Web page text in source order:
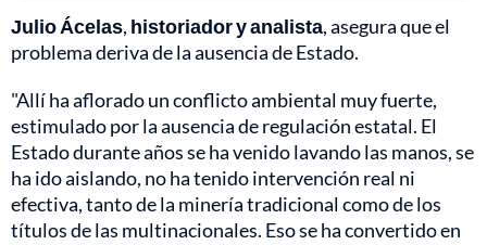
Julio Ácelas, historiador y analista, asegura que el
problema deriva de la ausencia de Estado.
"Allí ha aflorado un conflicto ambiental muy fuerte,
estimulado por la ausencia de regulación estatal. El
Estado durante años se ha venido lavando las manos, se
ha ido aislando, no ha tenido intervención real ni
efectiva, tanto de la minería tradicional como de los
títulos de las multinacionales. Eso se ha convertido en